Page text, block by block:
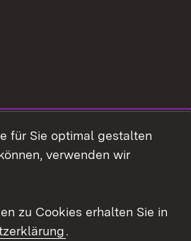
für Sie optimal gestalten
verwenden wir
zu Cookies erhalten Sie in
.